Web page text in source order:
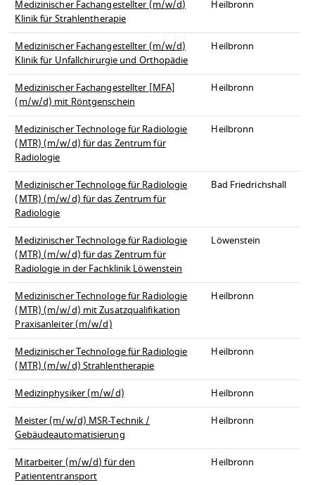
Medizinischer Fachangestellter (m/w/d)
Klinik für Strahlentherapie
Heilbronn
Medizinischer Fachangestellter (m/w/d)
Klinik für Unfallchirurgie und Orthopädie
Heilbronn
Medizinischer Fachangestellter [MFA]
(m/w/d) mit Röntgenschein
Heilbronn
Medizinischer Technologe für Radiologie
(MTR) (m/w/d) für das Zentrum für
Radiologie
Heilbronn
Medizinischer Technologe für Radiologie
(MTR) (m/w/d) für das Zentrum für
Radiologie
Bad Friedrichshall
Medizinischer Technologe für Radiologie
(MTR) (m/w/d) für das Zentrum für
Radiologie in der Fachklinik Löwenstein
Löwenstein
Medizinischer Technologe für Radiologie
(MTR) (m/w/d) mit Zusatzqualifikation
Praxisanleiter (m/w/d)
Heilbronn
Medizinischer Technologe für Radiologie
(MTR) (m/w/d) Strahlentherapie
Heilbronn
Medizinphysiker (m/w/d)
Heilbronn
Meister (m/w/d) MSR-Technik /
Gebäudeautomatisierung
Heilbronn
Mitarbeiter (m/w/d) für den
Patiententransport
Heilbronn